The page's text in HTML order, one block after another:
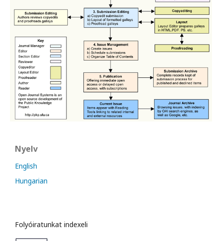
Nyelv
English
Hungarian
Folyóiratunkat indexeli